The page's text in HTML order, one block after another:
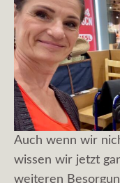
Auch wenn wir
wissen wir jetzt
weiteren